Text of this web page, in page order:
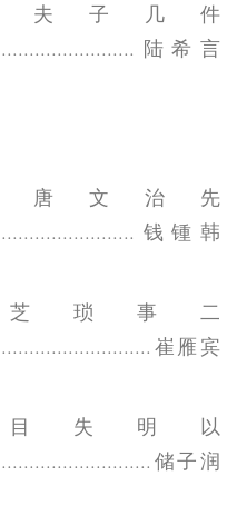
夫子几件
陆希言
唐文治先
钱锺韩
琐事二
崔雁宾
失明以
储子润